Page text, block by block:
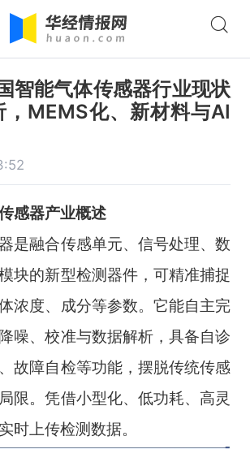
智能气体传感器行业现状
，MEMS化、新材料与AI
感器产业概述
是融合传感单元、信号处理、数
块的新型检测器件，可精准捕捉
浓度、成分等参数。它能自主完
噪、校准与数据解析，具备自诊
故障自检等功能，摆脱传统传感
限。凭借小型化、低功耗、高灵
时上传检测数据。